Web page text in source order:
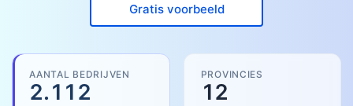
Gratis voorbeeld
AANTAL BEDRIJVEN
2.112
PROVINCIES
12